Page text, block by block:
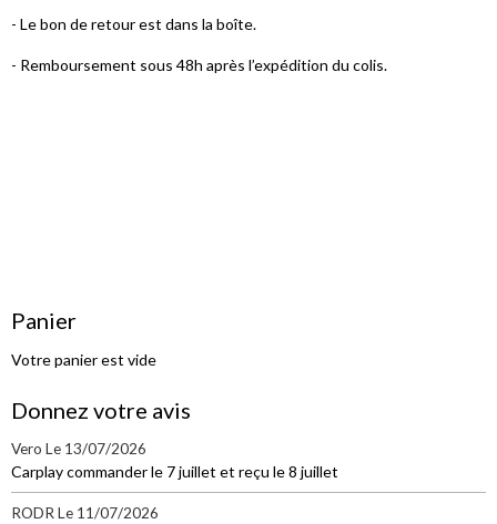
- Le bon de retour est dans la boîte.
- Remboursement sous 48h après l’expédition du colis.
Panier
Votre panier est vide
Donnez votre avis
Vero Le 13/07/2026
Carplay commander le 7 juillet et reçu le 8 juillet
RODR Le 11/07/2026